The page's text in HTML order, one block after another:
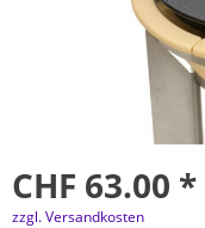
CHF 63.00 *
zzgl. Versandkosten